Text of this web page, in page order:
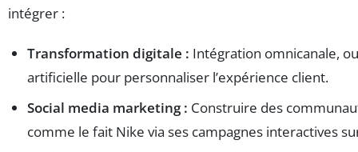
intégrer :
Transformation digitale : Intégration omnicanale,
artificielle pour personnaliser l’expérience client.
Social media marketing : Construire des
comme le fait Nike via ses campagnes interactives